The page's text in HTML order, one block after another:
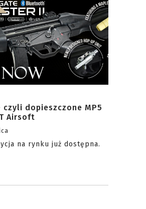
czyli dopieszczone MP5
Airsoft
na rynku już dostępna.